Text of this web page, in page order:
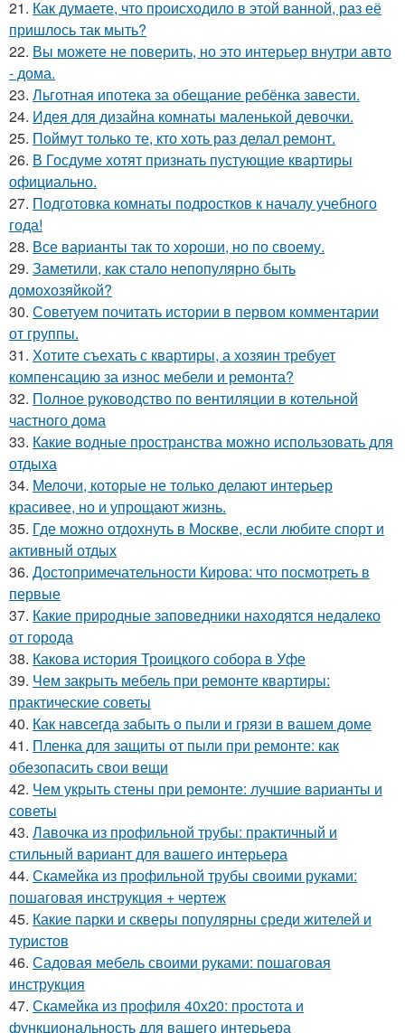
21. Как думаете, что происходило в этой ванной, раз её
пришлось так мыть?
22. Вы можете не поверить, но это интерьер внутри авто
- дома.
23. Льготная ипотека за обещание ребёнка завести.
24. Идея для дизайна комнаты маленькой девочки.
25. Поймут только те, кто хоть раз делал ремонт.
26. В Госдуме хотят признать пустующие квартиры
официально.
27. Подготовка комнаты подростков к началу учебного
года!
28. Все варианты так то хороши, но по своему.
29. Заметили, как стало непопулярно быть
домохозяйкой?
30. Советуем почитать истории в первом комментарии
от группы.
31. Хотите съехать с квартиры, а хозяин требует
компенсацию за износ мебели и ремонта?
32. Полное руководство по вентиляции в котельной
частного дома
33. Какие водные пространства можно использовать для
отдыха
34. Мелочи, которые не только делают интерьер
красивее, но и упрощают жизнь.
35. Где можно отдохнуть в Москве, если любите спорт и
активный отдых
36. Достопримечательности Кирова: что посмотреть в
первые
37. Какие природные заповедники находятся недалеко
от города
38. Какова история Троицкого собора в Уфе
39. Чем закрыть мебель при ремонте квартиры:
практические советы
40. Как навсегда забыть о пыли и грязи в вашем доме
41. Пленка для защиты от пыли при ремонте: как
обезопасить свои вещи
42. Чем укрыть стены при ремонте: лучшие варианты и
советы
43. Лавочка из профильной трубы: практичный и
стильный вариант для вашего интерьера
44. Скамейка из профильной трубы своими руками:
пошаговая инструкция + чертеж
45. Какие парки и скверы популярны среди жителей и
туристов
46. Садовая мебель своими руками: пошаговая
инструкция
47. Скамейка из профиля 40х20: простота и
функциональность для вашего интерьера